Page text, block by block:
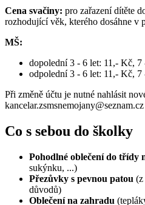
Cena svačiny: pro zařazení dítěte
rozhodující věk, kterého dosáhne v
MŠ:
dopolední 3 - 6 let: 11,- Kč,
odpolední 3 - 6 let: 11,- Kč,
Při změně účtu je nutné nahlásit
kancelar.zsmsnemojany@seznam.cz
Co s sebou do školky
Pohodlné oblečení do třídy
sukýnku, ...)
Přezůvky s pevnou patou (z
důvodů)
Oblečení na zahradu